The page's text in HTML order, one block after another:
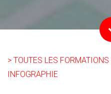
> TOUTES LES FORMATIONS
INFOGRAPHIE